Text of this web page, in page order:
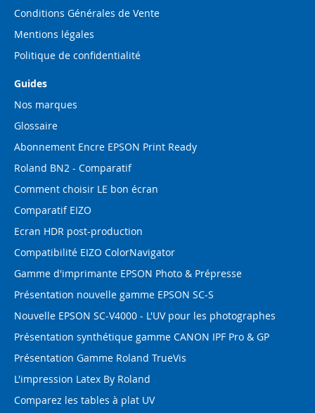
Conditions Générales de Vente
Mentions légales
Politique de confidentialité
Guides
Nos marques
Glossaire
Abonnement Encre EPSON Print Ready
Roland BN2 - Comparatif
Comment choisir LE bon écran
Comparatif EIZO
Ecran HDR post-production
Compatibilité EIZO ColorNavigator
Gamme d'imprimante EPSON Photo & Prépresse
Présentation nouvelle gamme EPSON SC-S
Nouvelle EPSON SC-V4000 - L'UV pour les photographes
Présentation synthétique gamme CANON IPF Pro & GP
Présentation Gamme Roland TrueVis
L'impression Latex By Roland
Comparez les tables à plat UV